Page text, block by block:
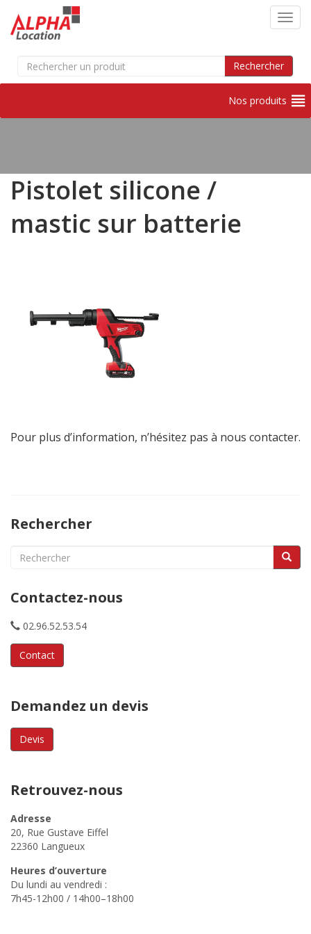
Search
Rechercher
Nos produits
Pistolet silicone /
mastic sur batterie
Pour plus d’information, n’hésitez pas à nous contacter.
Rechercher
Search
for:
Contactez-nous
02.96.52.53.54
Contact
Demandez un devis
Devis
Retrouvez-nous
Adresse
20, Rue Gustave Eiffel
22360 Langueux
Heures d’ouverture
Du lundi au vendredi :
7h45-12h00 / 14h00–18h00